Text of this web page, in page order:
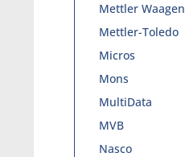
Mettler Waagen
Mettler-Toledo
Micros
Mons
MultiData
MVB
Nasco